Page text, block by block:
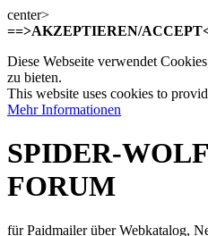
center>
==>AKZEPTIEREN/
Diese Webseite verwendet
zu bieten.
This website uses cookies to
Mehr Informationen
SPIDER-
FORUM
für Paidmailer über Webkatalog,